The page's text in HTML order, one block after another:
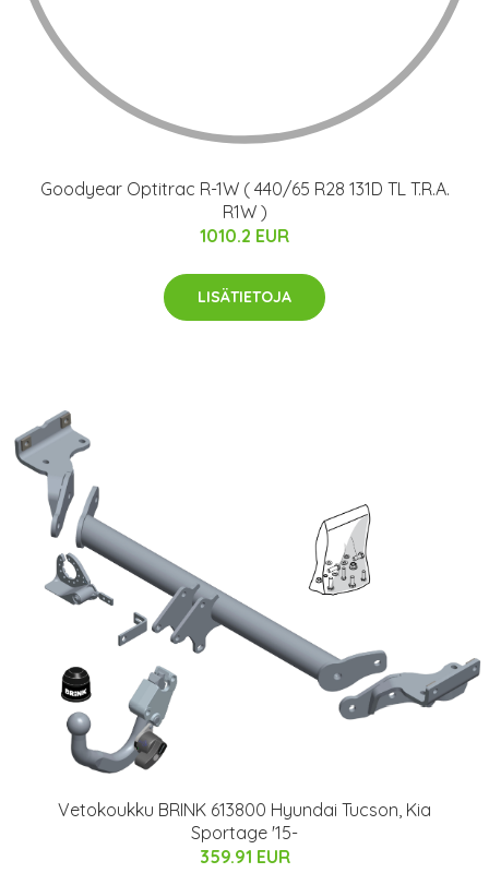
Goodyear Optitrac R-1W ( 440/65 R28 131D TL T.R.A.
R1W )
1010.2 EUR
LISÄTIETOJA
Vetokoukku BRINK 613800 Hyundai Tucson, Kia
Sportage '15-
359.91 EUR